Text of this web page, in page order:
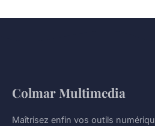
Colmar Multimedia
Maîtrisez enfin vos outils